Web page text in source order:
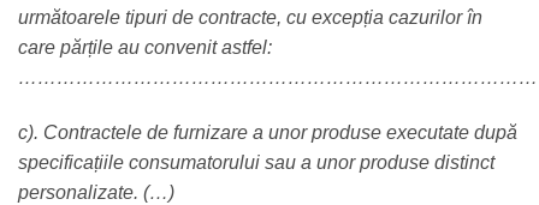
următoarele tipuri de contracte, cu excepția cazurilor în
care părțile au convenit astfel:
c). Contractele de furnizare a unor produse executate după
specificațiile consumatorului sau a unor produse distinct
personalizate. (…)